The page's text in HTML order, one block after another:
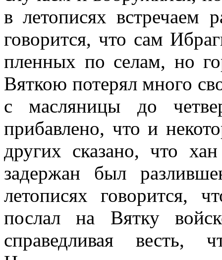
в летописях встречаем
говорится, что сам
пленных по селам, но
Вяткою потерял много
с масляницы до
прибавлено, что и
других сказано, что
задержан был
летописях говорится,
послал на Вятку
справедливая весть,